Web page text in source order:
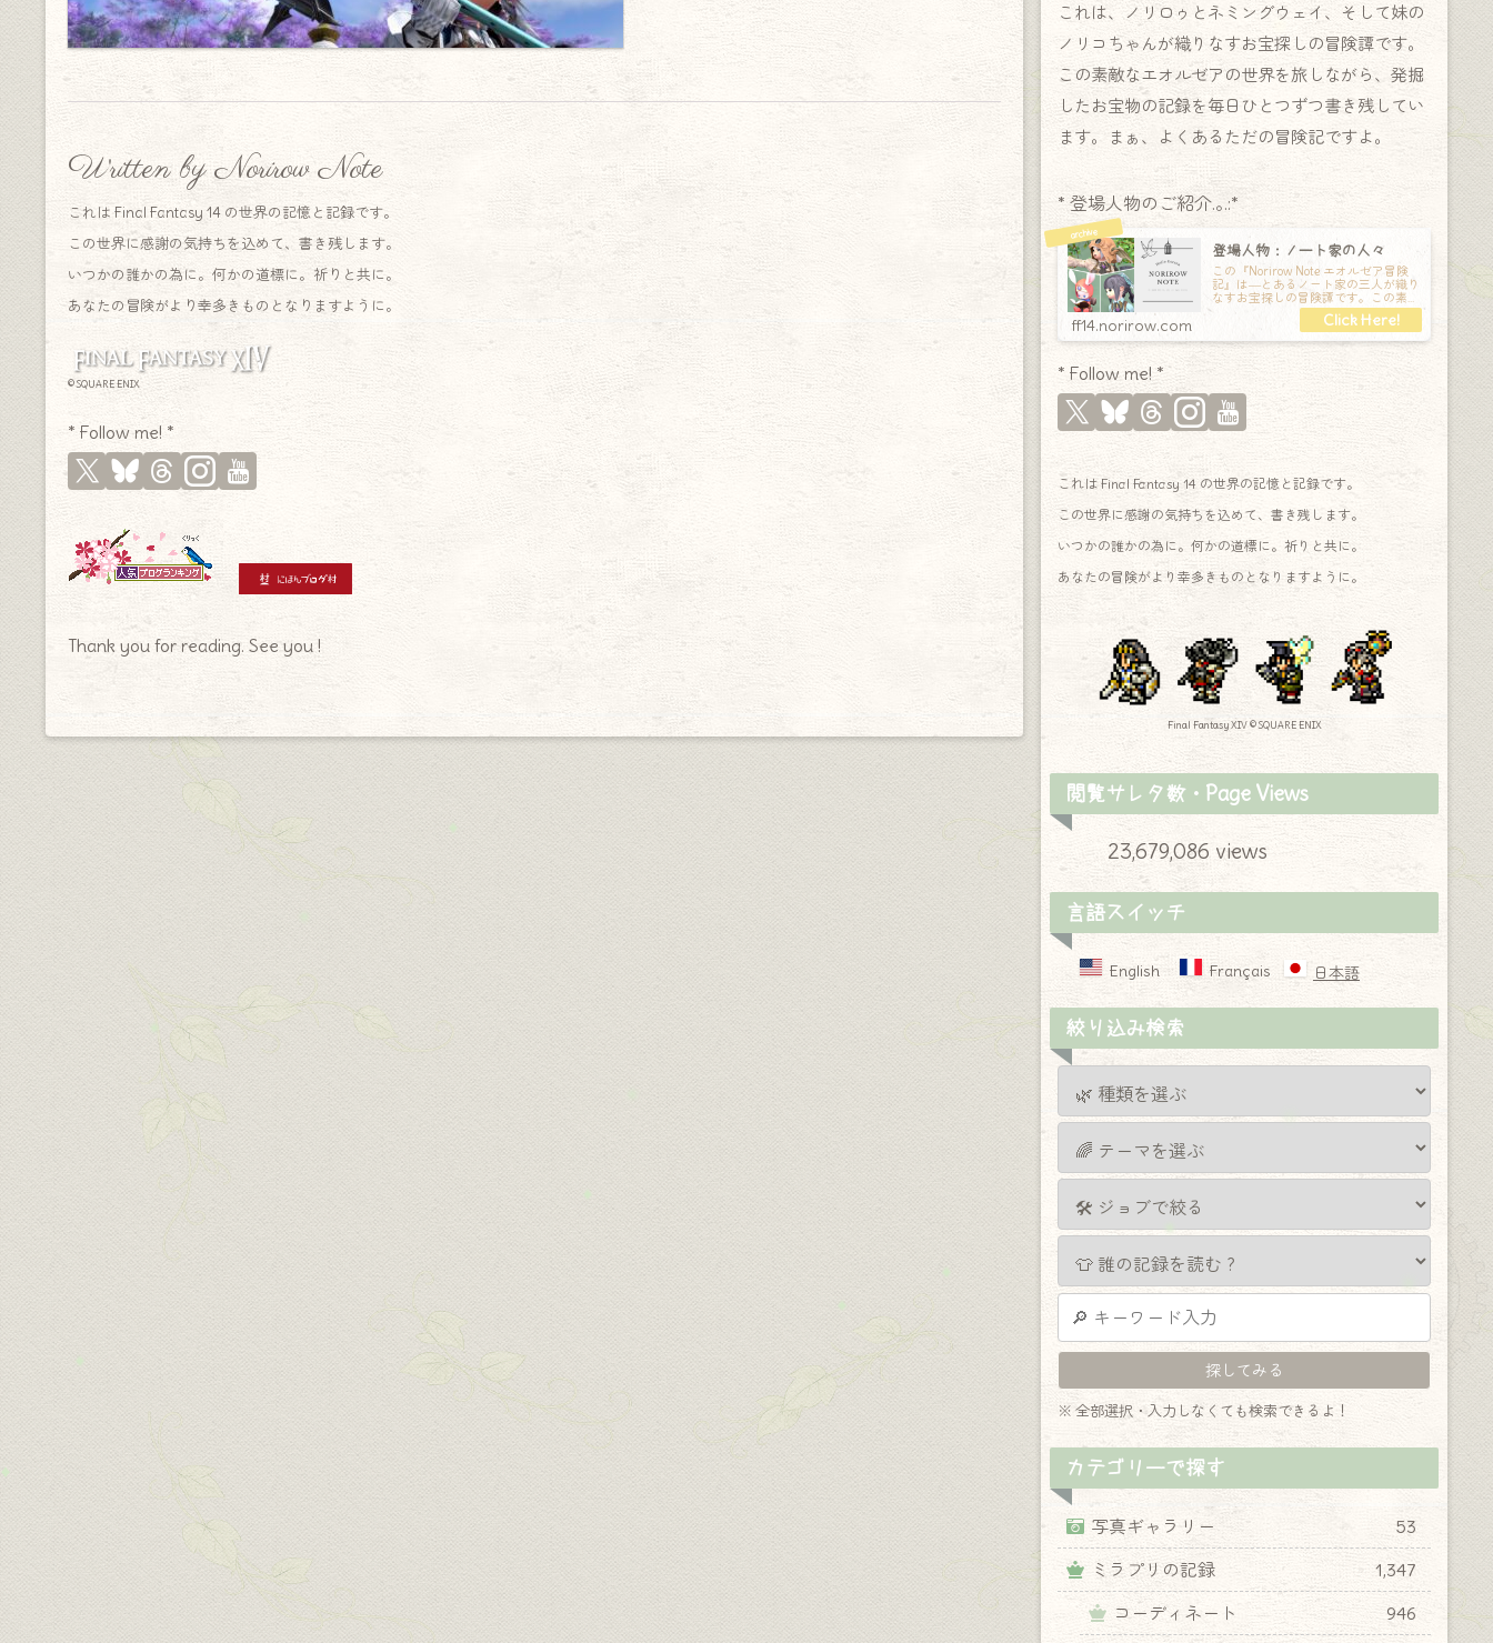
Written by Norirow Note
これは Final Fantasy 14 の世界の記憶と記録です。
この世界に感謝の気持ちを込めて、書き残します。
いつかの誰かの為に。何かの道標に。祈りと共に。
あなたの冒険がより幸多きものとなりますように。
© SQUARE ENIX
* Follow me! *
Thank you for reading. See you !
これは、ノリロゥとネミングウェイ、そして妹の
ノリコちゃんが織りなすお宝探しの冒険譚です。
この素敵なエオルゼアの世界を旅しながら、発掘
したお宝物の記録を毎日ひとつずつ書き残してい
ます。まぁ、よくあるただの冒険記ですよ。
* 登場人物のご紹介.｡.:*
登場人物：ノート家の人々
この『Norirow Note エオルゼア冒険
記』は―とあるノート家の三人が織り
なすお宝探しの冒険譚です。この素敵
な Final Fantasy XIV の世界を旅しな
ff14.norirow.com
* Follow me! *
これは Final Fantasy 14 の世界の記憶と記録です。
この世界に感謝の気持ちを込めて、書き残します。
いつかの誰かの為に。何かの道標に。祈りと共に。
あなたの冒険がより幸多きものとなりますように。
Final Fantasy XIV © SQUARE ENIX
閲覧サレタ数・Page Views
23,679,086 views
言語スイッチ
English Français 日本語
絞り込み検索
※ 全部選択・入力しなくても検索できるよ！
カテゴリーで探す
写真ギャラリー
53
ミラプリの記録
1,347
コーディネート
946